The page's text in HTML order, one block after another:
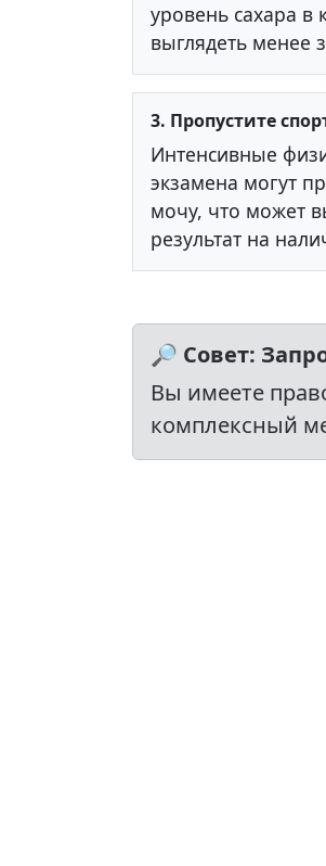
уровень сахара в
выглядеть менее
3. Пропустите
Интенсивные
экзамена могут
мочу, что может
результат на
🔎 Совет:
Вы имеете
комплексный